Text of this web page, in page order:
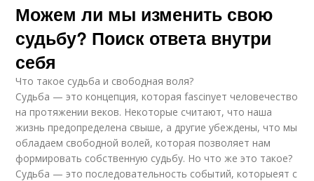
Можем ли мы изменить свою
судьбу? Поиск ответа внутри
себя
Что такое судьба и свободная воля?
Судьба — это концепция, которая fascinует человечество
на протяжении веков. Некоторые считают, что наша
жизнь предопределена свыше, а другие убеждены, что мы
обладаем свободной волей, которая позволяет нам
формировать собственную судьбу. Но что же это такое?
Судьба — это последовательность событий, которыеят с